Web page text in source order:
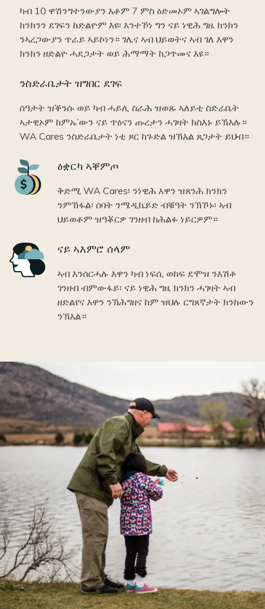
ካብ 10 ዋሽንግተንውያን እቶም 7 ምስ ዕድመኦም ኣገልግሎት
ክንክንን ደገፍን ከድልዮም እዩ፡ እንተኾነ ግን ናይ ነዊሕ ግዜ ክንክን
ንኣረጋውያን ጥራይ ኣይኮነን። ገሌና ኣብ ህይወትና ኣብ ገለ እዋን
ክንክን ዘድልዮ ሓደጋታት ወይ ሕማማት ከጋጥመና እዩ።
ንስድራቤታት ዝግበር ደገፍ
ሰዓታት ዝቕንሱ ወይ ካብ ሓይሊ ስራሕ ዝወጹ ኣለይቲ ስድራቤት
ኣታዊኦም ከምኡ’ውን ናይ ጥዕናን ጡረታን ሓገዛት ክስእኑ ይኽእሉ።
WA Cares ንስድራቤታት ነቲ ጾር ከጉድል ዝኽእል ጸጋታት ይህብ።
Icon ዕቋርካ ኣቐምጦ
ቅድሚ WA Cares፡ ንነዊሕ እዋን ዝጸንሕ ክንክን
ንምኽፋል፡ ሰባት ንሜዲኬይድ ብቑዓት ንኽኾኑ፡ ኣብ
ህይወቶም ዝዓቖርዎ ገንዘብ ከሕልፉ ነይርዎም።
Icon ናይ ኣእምሮ ሰላም
ኣብ እንሰርሓሉ እዋን ካብ ነፍሲ ወከፍ ደሞዝ ንእሽቶ
ገንዘብ ብምውፋይ፡ ናይ ነዊሕ ግዜ ክንክን ሓገዛት ኣብ
ዘድልየና እዋን ንኽሕግዘና ከም ዝህሉ ርግጸኛታት ክንከውን
ንኽእል።
Image